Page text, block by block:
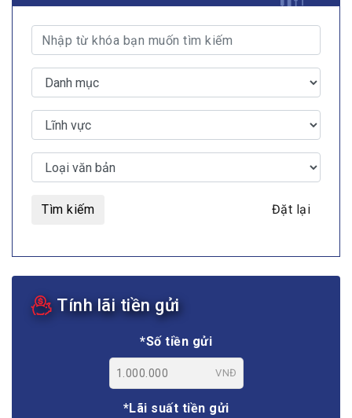
Tìm kiếm Đặt lại
Tính lãi tiền gửi
*Số tiền gửi
VNĐ
*Lãi suất tiền gửi